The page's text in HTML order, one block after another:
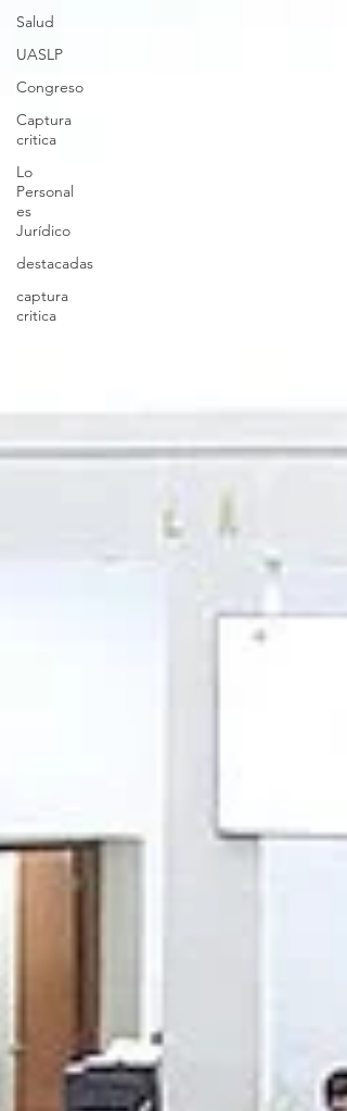
Salud
UASLP
Congreso
Captura
critica
Lo
Personal
es
Jurídico
destacadas
captura
critica